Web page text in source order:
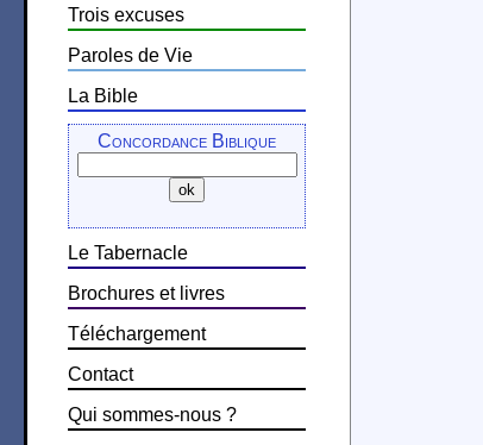
Trois excuses
Paroles de Vie
La Bible
Concordance Biblique
Le Tabernacle
Brochures et livres
Téléchargement
Contact
Qui sommes-nous ?